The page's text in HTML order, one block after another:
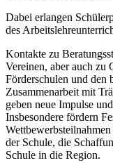
Dabei erlangen
des
Kontakte zu
Vereinen, aber auch zu
Förderschulen und den
Zusammenarbeit mit
geben neue Impulse
Insbesondere fördern
der Schule, die
Schule in die Region.